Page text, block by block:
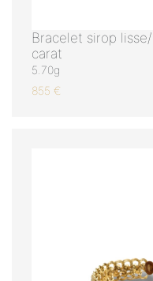
Bracelet sirop
carat
5.70g
855 €